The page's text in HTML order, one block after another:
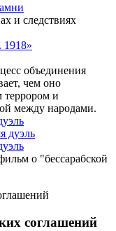
и следствиях
объединения
чем оно
террором и
между народами.
о "бессарабской
соглашений